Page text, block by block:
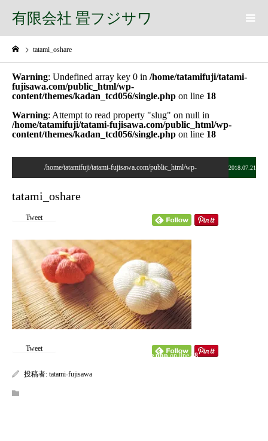
有限会社 畳フジサワ
tatami_oshare
Warning: Undefined array key 0 in /home/tatamifuji/tatami-
fujisawa.com/public_html/wp-
content/themes/kadan_tcd056/single.php on line 18
Warning: Attempt to read property "slug" on null in
/home/tatamifuji/tatami-fujisawa.com/public_html/wp-
content/themes/kadan_tcd056/single.php on line 18
/home/tatamifuji/tatami-fujisawa.com/public_html/wp-
fujisawa.com/public_html/wp-
content/themes/kadan_tcd056/single.phpon line28
Warning: Attempt to read property "name" on null in
content/themes/kadan_tcd056/single.phpon line28
2018.07.21
tatami_oshare
Tweet
Tweet
投稿者: tatami-fujisawa